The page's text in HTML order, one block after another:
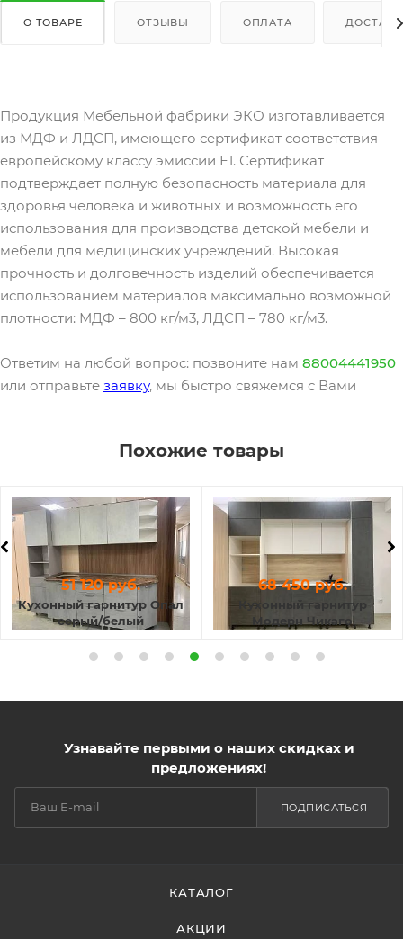
О ТОВАРЕ ОТЗЫВЫ ОПЛАТА
Продукция Мебельной фабрики ЭКО изготавливается
из МДФ и ЛДСП, имеющего сертификат соответствия
европейскому классу эмиссии Е1. Сертификат
подтверждает полную безопасность материала для
здоровья человека и животных и возможность его
использования для производства детской мебели и
мебели для медицинских учреждений. Высокая
прочность и долговечность изделий обеспечивается
использованием материалов максимально возможной
плотности: МДФ – 800 кг/м3, ЛДСП – 780 кг/м3.
Ответим на любой вопрос: позвоните нам 88004441950
или отправьте заявку, мы быстро свяжемся с Вами
Похожие товары
Кухонный гарнитур Опал
серый/белый
51 120 руб.
Кухонный гарнитур
Модерн Чикаго
68 450 руб.
Узнавайте первыми о наших скидках и
предложениях!
ПОДПИСАТЬСЯ
КАТАЛОГ
АКЦИИ